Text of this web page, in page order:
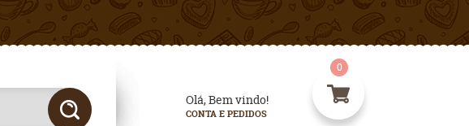
Olá, Bem vindo!
CONTA E PEDIDOS
0